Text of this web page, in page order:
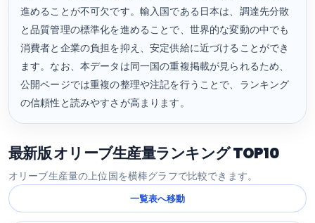
進めることが不可欠です。輸入国である日本は、調達先分散
と品質管理の標準化を進めることで、世界的な変動の中でも
消費者と企業の負担を抑え、安定供給に近づけることができ
ます。なお、本データは同一国の重複掲載が見られるため、
公開ページでは重複の整理や注記を行うことで、ランキング
の信頼性と読みやすさが高まります。
最新版 オリーブ生産量ランキング TOP10
オリーブ生産量の上位国を横棒グラフで比較できます。
一覧表へ移動